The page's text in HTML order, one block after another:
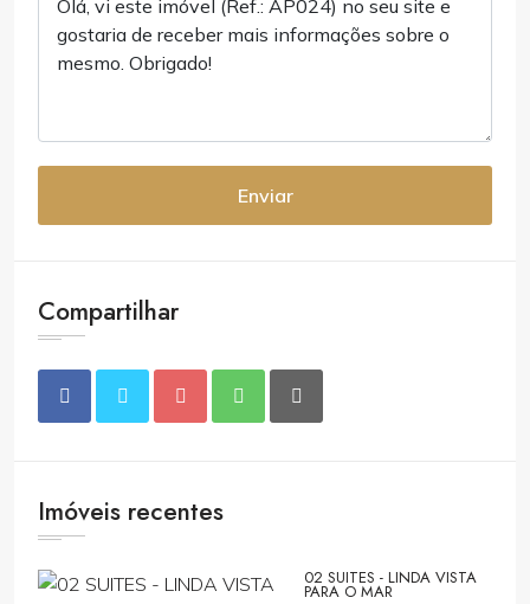
Enviar
Compartilhar
Imóveis recentes
02 SUITES - LINDA VISTA
PARA O MAR